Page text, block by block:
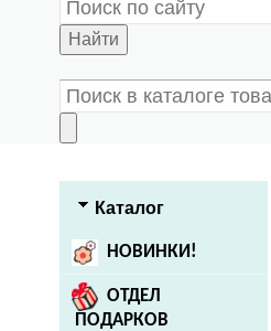
Найти
Каталог
НОВИНКИ!
ОТДЕЛ
ПОДАРКОВ